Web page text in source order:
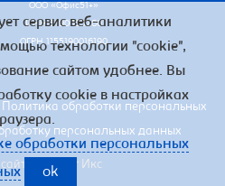
ООО «Офис51+»
ИНН 5190055780
ОГРН 1155190016190
Политика обработки персональных
персональных данных
– Старт Икс
сервис веб-аналитики
технологии "cookie",
сайтом удобнее. Вы
cookie в настройках
обработки персональных
ok